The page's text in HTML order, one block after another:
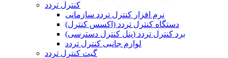
کنترل تردد
نرم افزار کنترل تردد سازمانی
دستگاه کنترل تردد (اکسس کنترل)
برد کنترل تردد (پنل کنترل دسترسی)
لوازم جانبی کنترل تردد
گیت کنترل تردد